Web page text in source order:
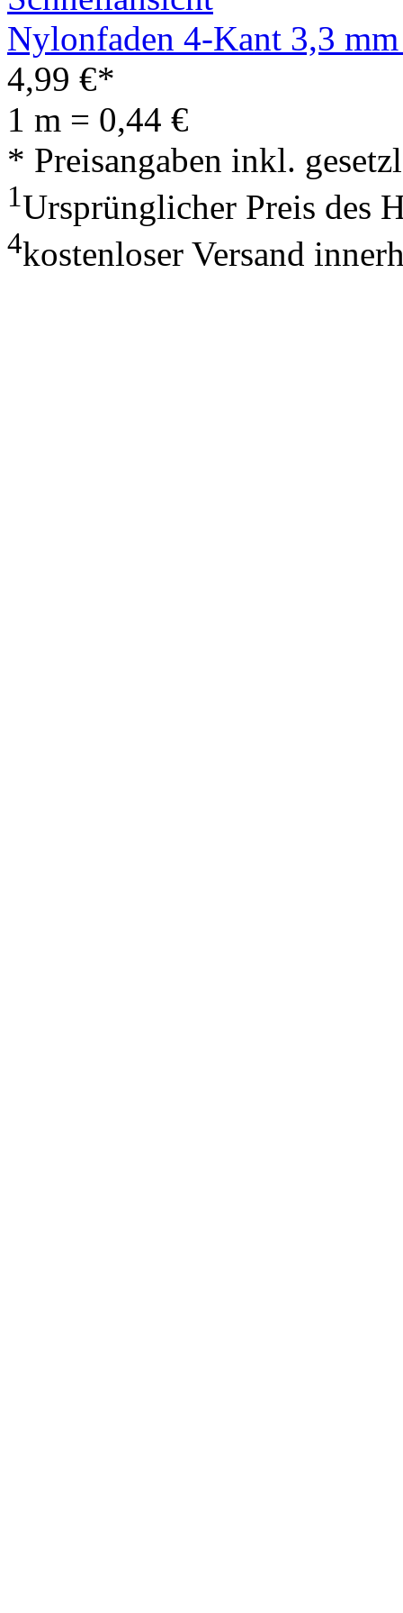
Nylonfaden 4-Kant 3,3
4,99 €*
1 m = 0,44 €
* Preisangaben inkl.
1Ursprünglicher Preis des
4kostenloser Versand